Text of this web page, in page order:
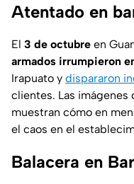
Atentado en
El 3 de octubre en
armados irrumpieron
Irapuato y dispararon
clientes. Las imágenes
muestran cómo en
el caos en el
Balacera en